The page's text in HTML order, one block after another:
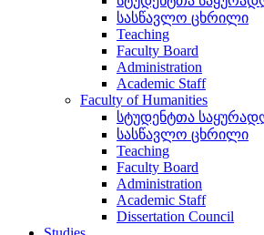
სასწავლო ცხრილი
Teaching
Faculty Board
Administration
Academic Staff
Faculty of Humanities
სტუდენტთა
სასწავლო ცხრილი
Teaching
Faculty Board
Administration
Academic Staff
Dissertation Council